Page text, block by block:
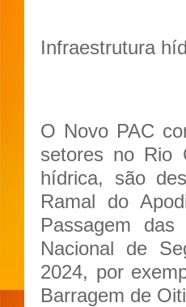
Infraestrutura
O Novo PAC
setores no Rio
hídrica, são
Ramal do
Passagem
Nacional de
2024, por
Barragem de